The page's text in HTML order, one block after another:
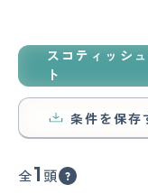
スコティッシ
ト
条件を保存
全1 頭